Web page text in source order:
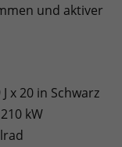
und aktiver
x 20 in Schwarz
kW